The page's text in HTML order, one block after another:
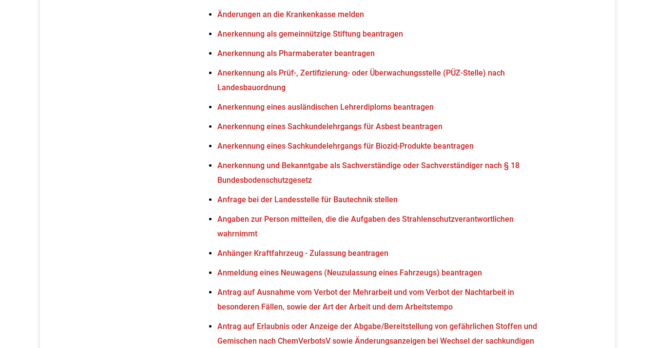
Änderungen an die Krankenkasse melden
Anerkennung als gemeinnützige Stiftung beantragen
Anerkennung als Pharmaberater beantragen
Anerkennung als Prüf-, Zertifizierung- oder Überwachungsstelle (PÜZ-Stelle) nach
Landesbauordnung
Anerkennung eines ausländischen Lehrerdiploms beantragen
Anerkennung eines Sachkundelehrgangs für Asbest beantragen
Anerkennung eines Sachkundelehrgangs für Biozid-Produkte beantragen
Anerkennung und Bekanntgabe als Sachverständige oder Sachverständiger nach § 18
Bundesbodenschutzgesetz
Anfrage bei der Landesstelle für Bautechnik stellen
Angaben zur Person mitteilen, die die Aufgaben des Strahlenschutzverantwortlichen
wahrnimmt
Anhänger Kraftfahrzeug - Zulassung beantragen
Anmeldung eines Neuwagens (Neuzulassung eines Fahrzeugs) beantragen
Antrag auf Ausnahme vom Verbot der Mehrarbeit und vom Verbot der Nachtarbeit in
besonderen Fällen, sowie der Art der Arbeit und dem Arbeitstempo
Antrag auf Erlaubnis oder Anzeige der Abgabe/Bereitstellung von gefährlichen Stoffen und
Gemischen nach ChemVerbotsV sowie Änderungsanzeigen bei Wechsel der sachkundigen